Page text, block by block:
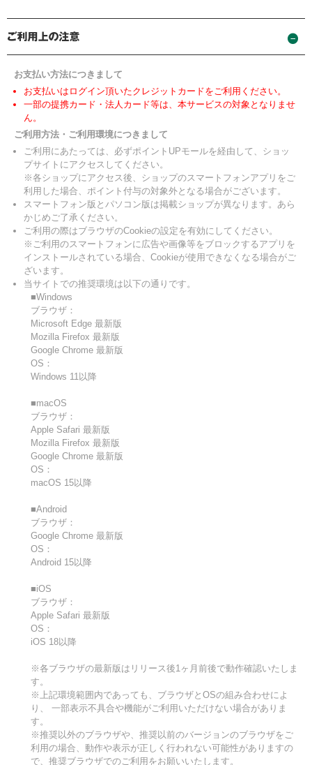
お支払い方法につきまして
お支払いはログイン頂いたクレジットカードをご利用ください。
一部の提携カード・法人カード等は、本サービスの対象となりませ
ん。
ご利用方法・ご利用環境につきまして
ご利用にあたっては、必ずポイントUPモールを経由して、ショッ
プサイトにアクセスしてください。
※各ショップにアクセス後、ショップのスマートフォンアプリをご
利用した場合、ポイント付与の対象外となる場合がございます。
スマートフォン版とパソコン版は掲載ショップが異なります。あら
かじめご了承ください。
ご利用の際はブラウザのCookieの設定を有効にしてください。
※ご利用のスマートフォンに広告や画像等をブロックするアプリを
インストールされている場合、Cookieが使用できなくなる場合がご
ざいます。
当サイトでの推奨環境は以下の通りです。
■Windows
ブラウザ：
Microsoft Edge 最新版
Mozilla Firefox 最新版
Google Chrome 最新版
OS：
Windows 11以降
■macOS
ブラウザ：
Apple Safari 最新版
Mozilla Firefox 最新版
Google Chrome 最新版
OS：
macOS 15以降
■Android
ブラウザ：
Google Chrome 最新版
OS：
Android 15以降
■iOS
ブラウザ：
Apple Safari 最新版
OS：
iOS 18以降
※各ブラウザの最新版はリリース後1ヶ月前後で動作確認いたしま
す。
※上記環境範囲内であっても、ブラウザとOSの組み合わせによ
り、 一部表示不具合や機能がご利用いただけない場合がありま
す。
※推奨以外のブラウザや、推奨以前のバージョンのブラウザをご
利用の場合、動作や表示が正しく行われない可能性がありますの
で、推奨ブラウザでのご利用をお願いいたします。